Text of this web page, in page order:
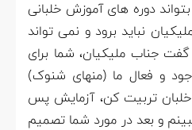
دوره های آموزش خلبانی
ملیکیان نباید برود و نمی تواند
جناب ملیکیان، شما برای
و فعال ما (منهای شنوک)
تربیت کن، آزمایش پس
و بعد در مورد شما تصمیم